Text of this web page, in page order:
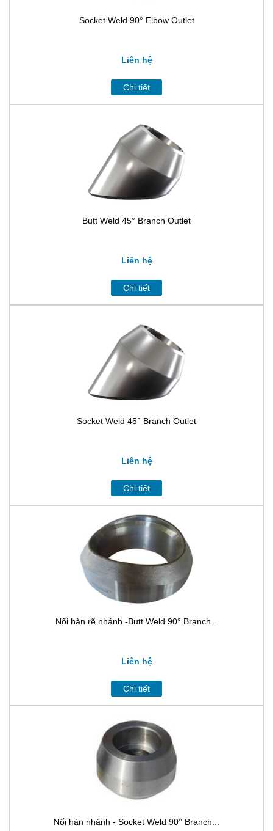
Socket Weld 90° Elbow Outlet
Liên hệ
Chi tiết
Butt Weld 45° Branch Outlet
Liên hệ
Chi tiết
Socket Weld 45° Branch Outlet
Liên hệ
Chi tiết
Nối hàn rẽ nhánh -Butt Weld 90° Branch...
Liên hệ
Chi tiết
Nối hàn nhánh - Socket Weld 90° Branch...